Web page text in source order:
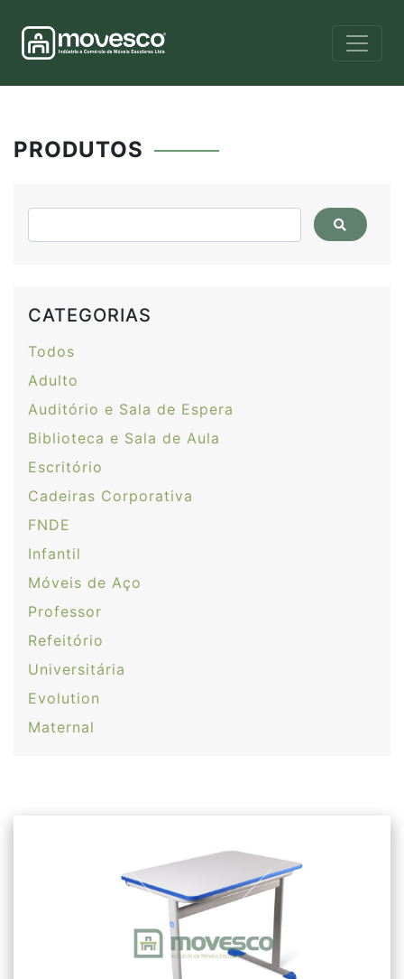
PRODUTOS
CATEGORIAS
Todos
Adulto
Auditório e Sala de Espera
Biblioteca e Sala de Aula
Escritório
Cadeiras Corporativa
FNDE
Infantil
Móveis de Aço
Professor
Refeitório
Universitária
Evolution
Maternal